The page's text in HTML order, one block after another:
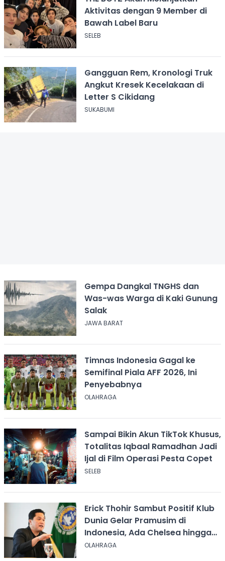
Aktivitas dengan 9 Member di
Bawah Label Baru
SELEB
Gangguan Rem, Kronologi Truk
Angkut Kresek Kecelakaan di
Letter S Cikidang
SUKABUMI
Gempa Dangkal TNGHS dan
Was-was Warga di Kaki Gunung
Salak
JAWA BARAT
Timnas Indonesia Gagal ke
Semifinal Piala AFF 2026, Ini
Penyebabnya
OLAHRAGA
Sampai Bikin Akun TikTok Khusus,
Totalitas Iqbaal Ramadhan Jadi
Ijal di Film Operasi Pesta Copet
SELEB
Erick Thohir Sambut Positif Klub
Dunia Gelar Pramusim di
Indonesia, Ada Chelsea hingga
AC Milan
OLAHRAGA